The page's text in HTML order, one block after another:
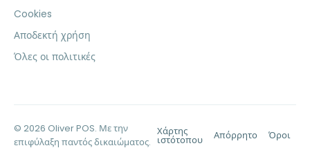
Cookies
Αποδεκτή χρήση
Όλες οι πολιτικές
© 2026 Oliver POS. Με την
επιφύλαξη παντός δικαιώματος.
Χάρτης
ιστότοπου Απόρρητο Όροι